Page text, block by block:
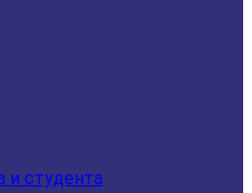
и студента